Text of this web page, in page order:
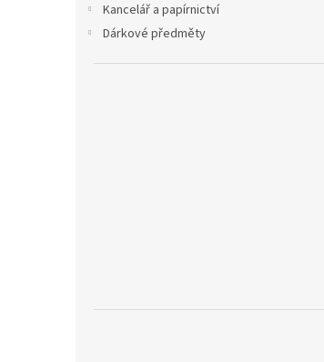
Kancelář a papírnictví
Dárkové předměty